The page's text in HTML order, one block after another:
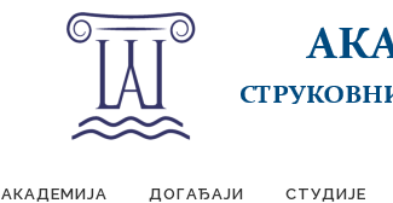
АКАДЕМИЈА ДОГАЂАЈИ СТУДИЈЕ